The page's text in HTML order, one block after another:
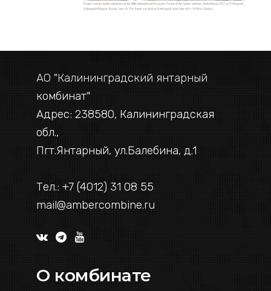
АО "Калининградский янтарный
комбинат"
Адрес: 238580, Калининградская
обл.,
Пгт.Янтарный, ул.Балебина, д.1
Тел.: +7 (4012) 31 08 55
mail@ambercombine.ru
О комбинате